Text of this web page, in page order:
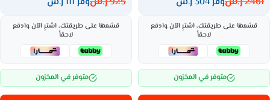
قسّمها على طريقتك، اشترِ الآن وادفع
لاحقاً
متوفر في المخزون
قسّمها على طريقتك، اشترِ الآن وادفع
لاحقاً
متوفر في المخزون